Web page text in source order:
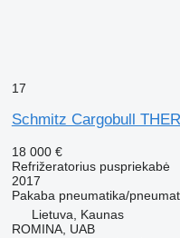
17
Schmitz Cargobull
18 000 €
Refrižeratorius puspriekabė
2017
Pakaba pneumatika/
Lietuva, Kaunas
ROMINA, UAB